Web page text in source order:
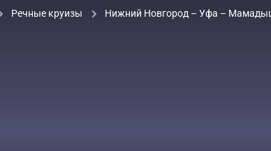
Речные круизы Нижний Новгород – Уфа – Мамадыш